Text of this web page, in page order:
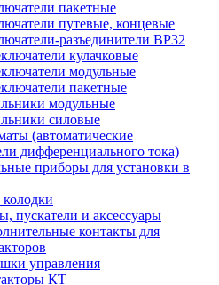
пакетные
путевые, концевые
разъединители ВР32
кулачковые
модульные
пакетные
модульные
силовые
(автоматические
дифференциального тока)
приборы для установки в
пускатели и аксессуары
контакты для
управления
КТ